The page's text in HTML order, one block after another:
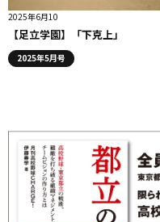
2025年6月10
【足立学園】「下克上」
2025年5月号